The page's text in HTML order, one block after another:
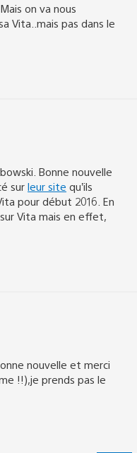
on va nous
Vita..mais pas dans le
Bonne nouvelle
sur leur site qu’ils
pour début 2016. En
Vita mais en effet,
nouvelle et merci
!!),je prends pas le